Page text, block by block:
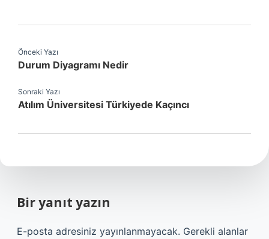
Önceki Yazı
Durum Diyagramı Nedir
Sonraki Yazı
Atılım Üniversitesi Türkiyede Kaçıncı
Bir yanıt yazın
E-posta adresiniz yayınlanmayacak. Gerekli alanlar